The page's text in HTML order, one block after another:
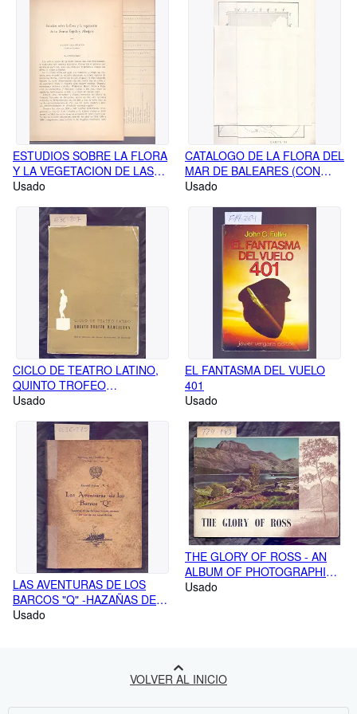
ESTUDIOS SOBRE LA FLORA
Y LA VEGETACION DE LAS
SIERRAS TEJADA Y
MALAGA Y GRANADA)
(EXTRAIDO ORIGINAL DEL
AÑO 1947, TEXTO INTEGRO)
Usado
CATALOGO DE LA FLORA DEL
MAR DE BALEARES (CON
EXCLUSION DE LAS
ORIGINAL DEL AÑO 1945,
TEXTO INTEGRO)
Usado
CICLO DE TEATRO LATINO,
QUINTO TROFEO
BARCELONA - FIESTAS DE LA
SEPTIEMBRE AL 3 DE
OCTUBRE DE 1962
Usado
EL FANTASMA DEL VUELO
401
Usado
LAS AVENTURAS DE LOS
BARCOS "Q" -HAZAÑAS DE
LOS FAMOSOS BUQUES-
Usado
THE GLORY OF ROSS - AN
ALBUM OF PHOTOGRAPHIC
STUDIES OF WESTER ROSS
Usado
VOLVER AL INICIO